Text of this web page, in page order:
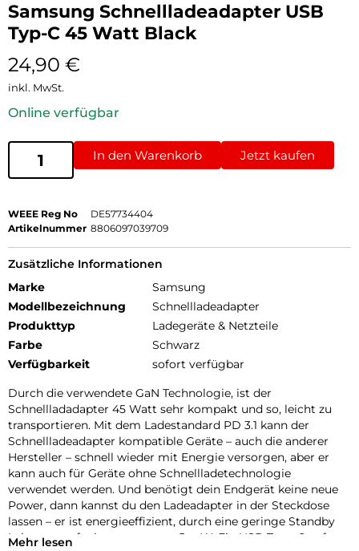
Samsung Schnellladeadapter USB
Typ-C 45 Watt Black
24,90 €
inkl. MwSt.
Online verfügbar
In den Warenkorb Jetzt kaufen
WEEE Reg No
DE57734404
Artikelnummer 8806097039709
Zusätzliche Informationen
Marke
Samsung
Modellbezeichnung
Schnellladeadapter
Produkttyp
Ladegeräte & Netzteile
Farbe
Schwarz
Verfügbarkeit
sofort verfügbar
Durch die verwendete GaN Technologie, ist der
Schnellladadapter 45 Watt sehr kompakt und so, leicht zu
transportieren. Mit dem Ladestandard PD 3.1 kann der
Schnellladeadapter kompatible Geräte – auch die anderer
Hersteller – schnell wieder mit Energie versorgen, aber er
kann auch für Geräte ohne Schnellladetechnologie
verwendet werden. Und benötigt dein Endgerät keine neue
Power, dann kannst du den Ladeadapter in der Steckdose
lassen – er ist energieeffizient, durch eine geringe Standby
Leistungsaufnahme von nur ≤ 5 mW. Ein USB Type-C auf
Mehr lesen